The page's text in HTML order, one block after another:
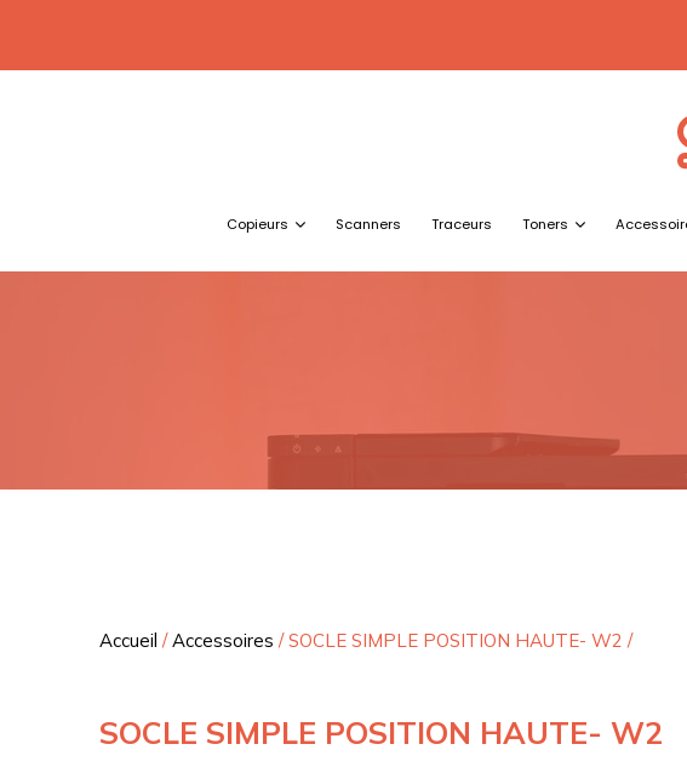
Copieurs Scanners Traceurs Toners
Accueil /Accessoires /SOCLE SIMPLE POSITION HAUTE- W2 /
SOCLE SIMPLE POSITION HAUTE- W2